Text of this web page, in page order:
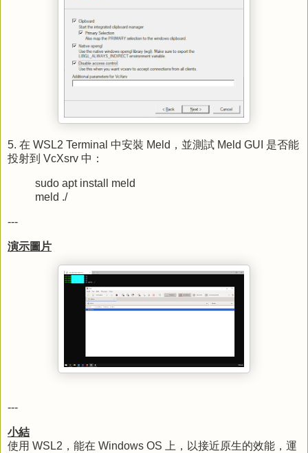
5. 在 WSL2 Terminal 中安裝 Meld，並測試 Meld GUI 是否能
投射到 VcXsrv 中：
sudo apt install meld
meld ./
---
演示圖片
---
小結
使用 WSL2，能在 Windows OS 上，以接近原生的效能，運